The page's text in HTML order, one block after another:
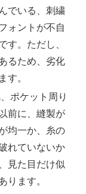
でいる、刺繍
ォントが不自
す。ただし、
るため、劣化
す。
ポケット周り
前に、縫製が
均一か、糸の
れていないか
見た目だけ似
ります。